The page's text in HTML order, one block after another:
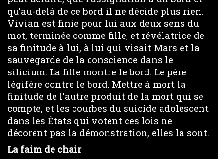
qu’au-delà de ce bord il ne décide plus rien.
Vivian est finie pour lui aux deux sens du
mot, terminée comme fille, et révélatrice de
sa finitude à lui, à lui qui visait Mars et la
sauvegarde de la conscience dans le
silicium. La fille montre le bord. Le père
légifère contre le bord. Mettre à mort la
finitude de l’autre produit de la mort qui se
compte, et les courbes du suicide adolescent
dans les États qui votent ces lois ne
décorent pas la démonstration, elles la sont.
La faim de chair